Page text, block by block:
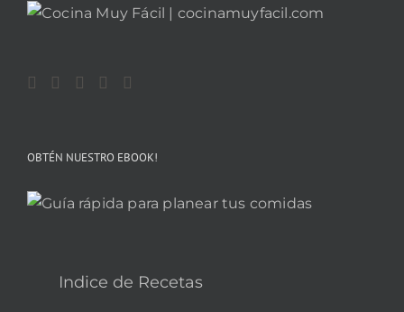
OBTÉN NUESTRO EBOOK!
Indice de Recetas